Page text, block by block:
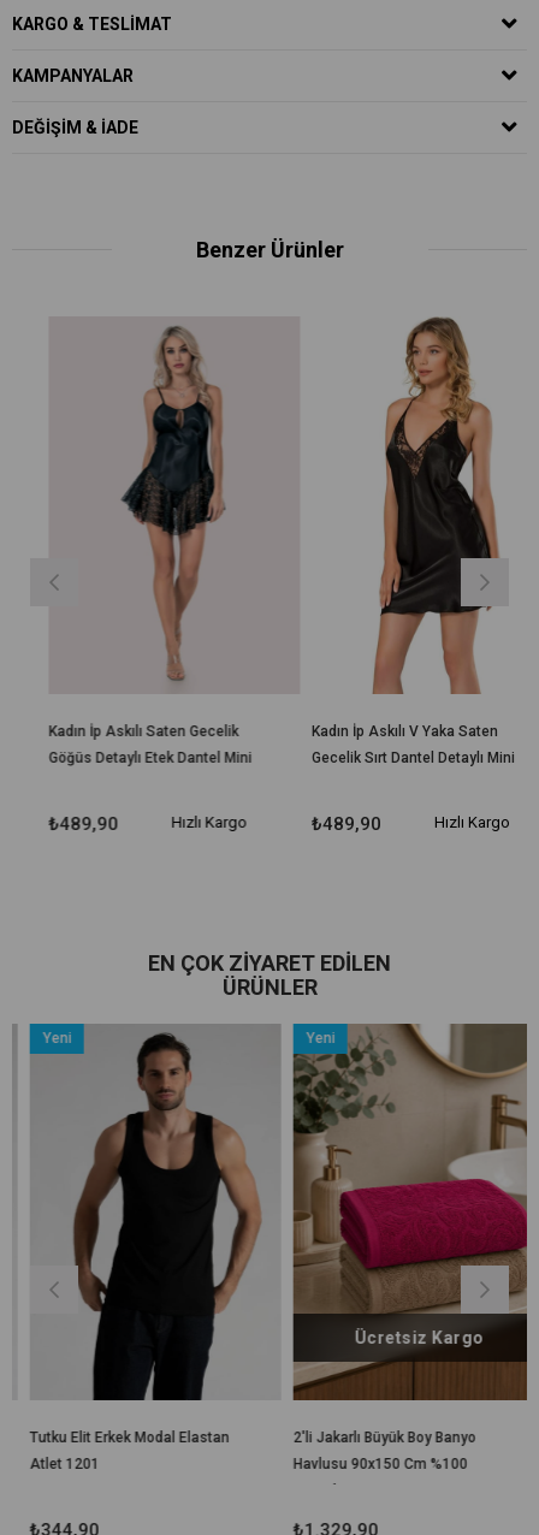
KARGO & TESLIMAT
KAMPANYALAR
DEĞIŞIM & İADE
Benzer Ürünler
Kadın İp Askılı Saten Gecelik
Göğüs Detaylı Etek Dantel Mini
₺489,90 Hızlı Kargo
Kadın İp Askılı V Yaka Saten
Gecelik Sırt Dantel Detaylı Mini
₺489,90 Hızlı Kargo
EN ÇOK ZIYARET EDILEN
ÜRÜNLER
Tutku Elit Erkek Modal Elastan
Atlet 1201
₺344,90
Yeni
2'li Jakarlı Büyük Boy Banyo
Havlusu 90x150 Cm %100
₺1.329,90
Ücretsiz Kargo
Yeni
Ürün